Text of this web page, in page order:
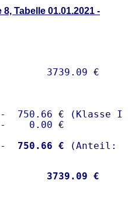
Tabelle 01.01.2021 -
750.66 € (Klasse I)
-    0.00 €
  750.66 €
3739.09 €